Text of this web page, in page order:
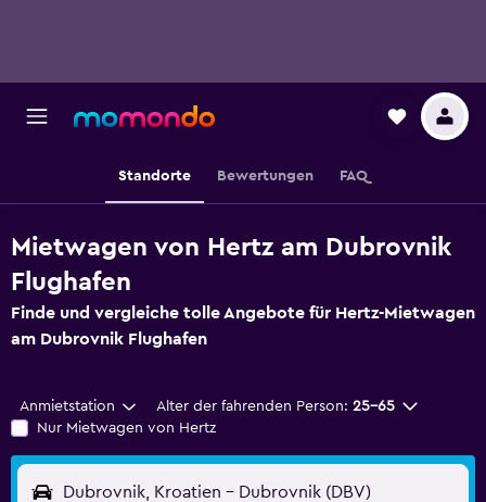
Standorte Bewertungen FAQ
Mietwagen von Hertz am Dubrovnik
Flughafen
Finde und vergleiche tolle Angebote für Hertz-Mietwagen
am Dubrovnik Flughafen
Anmietstation Alter der fahrenden Person: 25-65
Nur Mietwagen von Hertz
Dubrovnik, Kroatien - Dubrovnik (DBV)